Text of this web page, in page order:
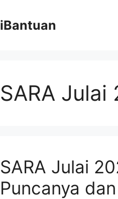
iBantuan
SARA Julai
SARA Julai
Puncanya